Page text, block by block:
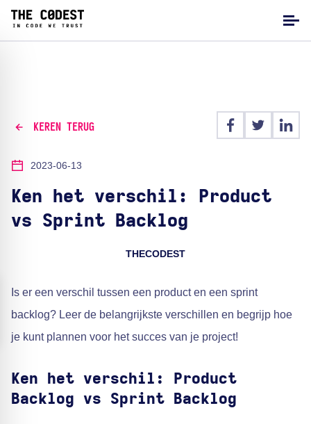
KEREN TERUG
2023-06-13
Ken het verschil: Product
vs Sprint Backlog
THECODEST
Is er een verschil tussen een product en een sprint
backlog? Leer de belangrijkste verschillen en begrijp hoe
je kunt plannen voor het succes van je project!
Ken het verschil: Product
Backlog vs Sprint Backlog